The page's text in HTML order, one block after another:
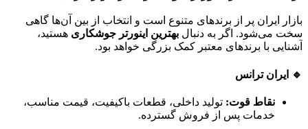
بازار ایران پر از برندهای متنوع است و انتخاب از بین آن‌ها گاهی
سخت می‌شود. اگر به دنبال بهترین اینورتر جوشکاری هستید،
آشنایی با برندهای معتبر کمک بزرگی خواهد بود.
🔹 ایران ترانس
نقاط قوت: تولید داخلی، قطعات باکیفیت، قیمت مناسب،
خدمات پس از فروش گسترده.